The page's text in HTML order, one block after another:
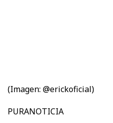
(Imagen: @erickoficial)
PURANOTICIA